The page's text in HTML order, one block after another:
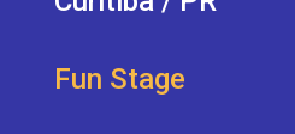
Fun Stage